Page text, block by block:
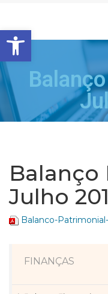
Barra de Ferramentas Aberta
Balanço
Julho
Balanco-
FINANÇAS